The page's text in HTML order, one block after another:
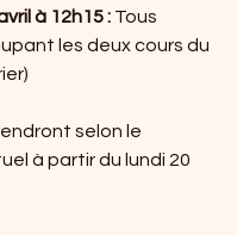
à 12h15 : Tous
les deux cours du
selon le
à partir du lundi 20